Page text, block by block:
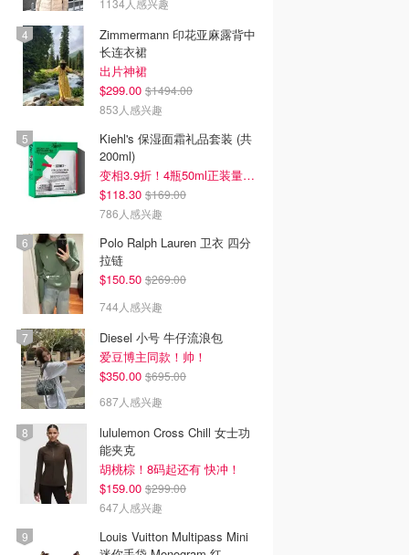
1134人感兴趣
Zimmermann 印花亚麻露背中
长连衣裙
出片神裙
$299.00 $1494.00
853人感兴趣
Kiehl's 保湿面霜礼品套装 (共
200ml)
变相3.9折！4瓶50ml正装量=$29/瓶
$118.30 $169.00
786人感兴趣
Polo Ralph Lauren 卫衣 四分
拉链
$150.50 $269.00
744人感兴趣
Diesel 小号 牛仔流浪包
爱豆博主同款！帅！
$350.00 $695.00
687人感兴趣
lululemon Cross Chill 女士功
能夹克
胡桃棕！8码起还有 快冲！
$159.00 $299.00
647人感兴趣
Louis Vuitton Multipass Mini